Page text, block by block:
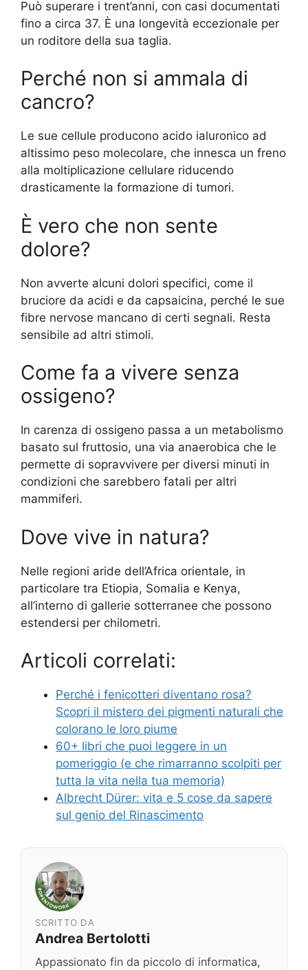
Può superare i trent’anni, con casi documentati
fino a circa 37. È una longevità eccezionale per
un roditore della sua taglia.
Perché non si ammala di
cancro?
Le sue cellule producono acido ialuronico ad
altissimo peso molecolare, che innesca un freno
alla moltiplicazione cellulare riducendo
drasticamente la formazione di tumori.
È vero che non sente
dolore?
Non avverte alcuni dolori specifici, come il
bruciore da acidi e da capsaicina, perché le sue
fibre nervose mancano di certi segnali. Resta
sensibile ad altri stimoli.
Come fa a vivere senza
ossigeno?
In carenza di ossigeno passa a un metabolismo
basato sul fruttosio, una via anaerobica che le
permette di sopravvivere per diversi minuti in
condizioni che sarebbero fatali per altri
mammiferi.
Dove vive in natura?
Nelle regioni aride dell’Africa orientale, in
particolare tra Etiopia, Somalia e Kenya,
all’interno di gallerie sotterranee che possono
estendersi per chilometri.
Articoli correlati:
Perché i fenicotteri diventano rosa?
Scopri il mistero dei pigmenti naturali che
colorano le loro piume
60+ libri che puoi leggere in un
pomeriggio (e che rimarranno scolpiti per
tutta la vita nella tua memoria)
Albrecht Dürer: vita e 5 cose da sapere
sul genio del Rinascimento
SCRITTO DA
Andrea Bertolotti
Appassionato fin da piccolo di informatica,